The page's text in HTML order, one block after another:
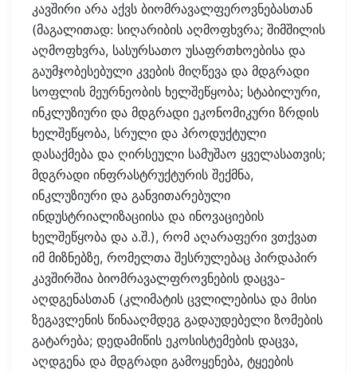
კავშირი არა აქვს ბიომრავალფეროვნებასთან
(მაგალითად: სიღარიბის აღმოფხვრა; შიმშილის
აღმოფხვრა, სასურსათო უსაფრთხოებისა და
გაუმჯობესებული კვების მიღწევა და მდგრადი
სოფლის მეურნეობის ხელშეწყობა; სტაბილური,
ინკლუზიური და მდგრადი ეკონომიკური ზრდის
ხელშეწყობა, სრული და პროდუქტული
დასაქმება და ღირსეული სამუშაო ყველასათვის;
მდგრადი ინფრასტრუქტურის შექმნა,
ინკლუზიური და განვითარებული
ინდუსტრიალიზაციისა და ინოვაციების
ხელშეწყობა და ა.შ.), რომ აღარაფერი ვთქვათ
იმ მიზნებზე, რომელთა შესრულებაც პირდაპირ
კავშირშია ბიომრავალფროვნების დაცვა-
აღდგენასთან (კლიმატის ცვლილებისა და მისი
ზეგავლენის წინააღმდეგ გადაუდებელი ზომების
გატარება; დედამიწის ეკოსისტემების დაცვა,
აღდგენა და მდგრადი გამოყენება, ტყეების